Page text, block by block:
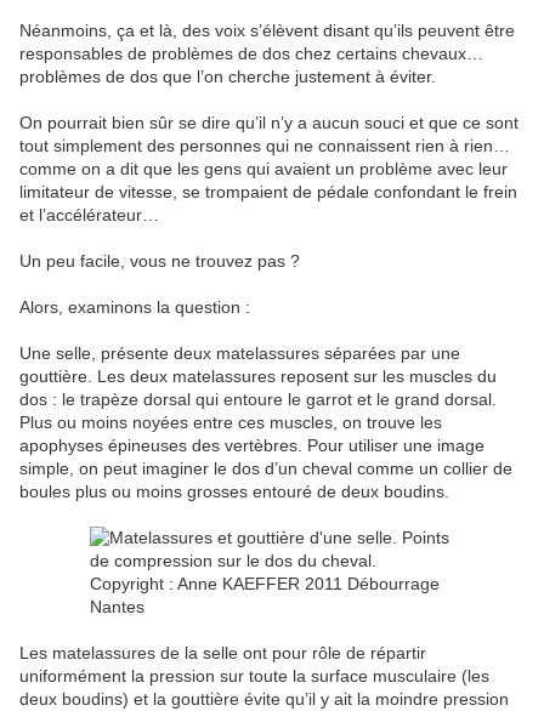
Néanmoins, ça et là, des voix s’élèvent disant qu’ils peuvent être
responsables de problèmes de dos chez certains chevaux…
problèmes de dos que l’on cherche justement à éviter.
On pourrait bien sûr se dire qu’il n’y a aucun souci et que ce sont
tout simplement des personnes qui ne connaissent rien à rien…
comme on a dit que les gens qui avaient un problème avec leur
limitateur de vitesse, se trompaient de pédale confondant le frein
et l’accélérateur…
Un peu facile, vous ne trouvez pas ?
Alors, examinons la question :
Une selle, présente deux matelassures séparées par une
gouttière. Les deux matelassures reposent sur les muscles du
dos : le trapèze dorsal qui entoure le garrot et le grand dorsal.
Plus ou moins noyées entre ces muscles, on trouve les
apophyses épineuses des vertèbres. Pour utiliser une image
simple, on peut imaginer le dos d’un cheval comme un collier de
boules plus ou moins grosses entouré de deux boudins.
Les matelassures de la selle ont pour rôle de répartir
uniformément la pression sur toute la surface musculaire (les
deux boudins) et la gouttière évite qu’il y ait la moindre pression